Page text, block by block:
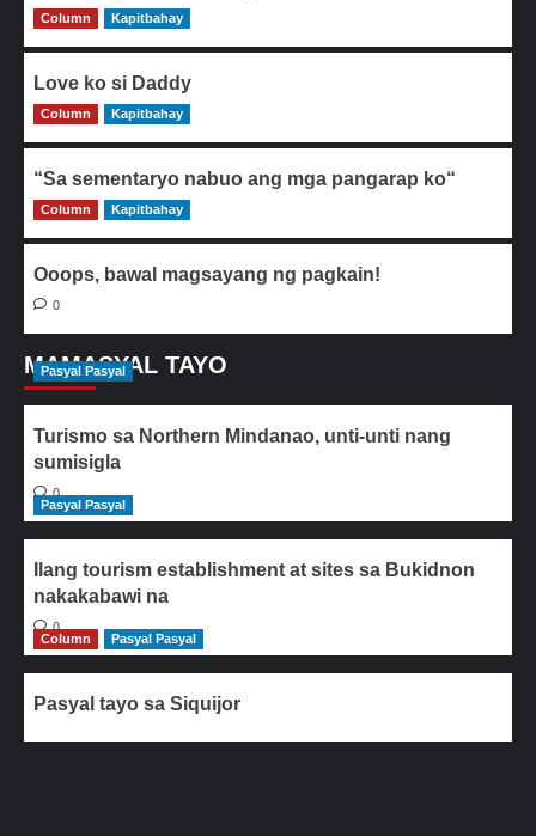
0
Column Kapitbahay
Love ko si Daddy
0
Column Kapitbahay
“Sa sementaryo nabuo ang mga pangarap ko“
0
Column Kapitbahay
Ooops, bawal magsayang ng pagkain!
0
MAMASYAL TAYO
Pasyal Pasyal
Turismo sa Northern Mindanao, unti-unti nang
sumisigla
0
Pasyal Pasyal
Ilang tourism establishment at sites sa Bukidnon
nakakabawi na
0
Column
Pasyal Pasyal
Pasyal tayo sa Siquijor